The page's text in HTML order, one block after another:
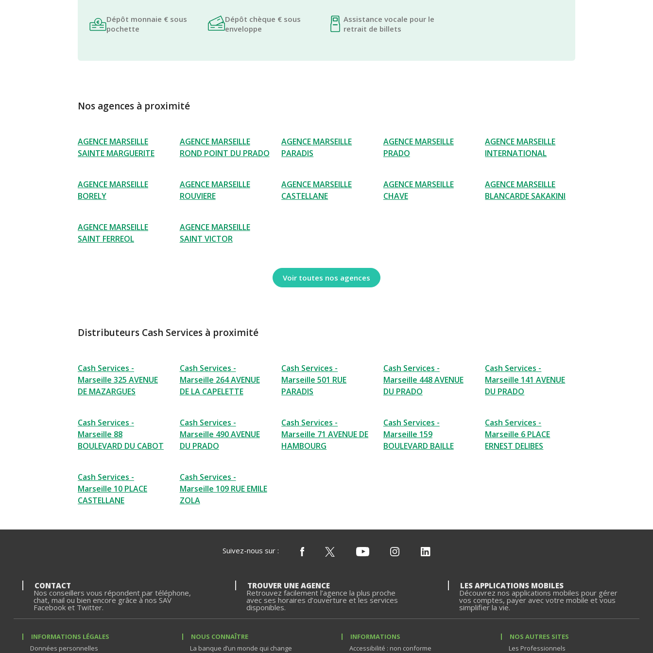
Dépôt monnaie € sous
pochette
Dépôt chèque € sous
enveloppe
Assistance vocale pour le
retrait de billets
Nos agences à proximité
AGENCE MARSEILLE
SAINTE MARGUERITE
AGENCE MARSEILLE
ROND POINT DU PRADO
AGENCE MARSEILLE
PARADIS
AGENCE MARSEILLE
PRADO
AGENCE MARSEILLE
INTERNATIONAL
AGENCE MARSEILLE
BORELY
AGENCE MARSEILLE
ROUVIERE
AGENCE MARSEILLE
CASTELLANE
AGENCE MARSEILLE
CHAVE
AGENCE MARSEILLE
BLANCARDE SAKAKINI
AGENCE MARSEILLE
SAINT FERREOL
AGENCE MARSEILLE
SAINT VICTOR
Voir toutes nos agences
Distributeurs Cash Services à proximité
Cash Services -
Marseille 325 AVENUE
DE MAZARGUES
Cash Services -
Marseille 264 AVENUE
DE LA CAPELETTE
Cash Services -
Marseille 501 RUE
PARADIS
Cash Services -
Marseille 448 AVENUE
DU PRADO
Cash Services -
Marseille 141 AVENUE
DU PRADO
Cash Services -
Marseille 88
BOULEVARD DU CABOT
Cash Services -
Marseille 490 AVENUE
DU PRADO
Cash Services -
Marseille 71 AVENUE DE
HAMBOURG
Cash Services -
Marseille 159
BOULEVARD BAILLE
Cash Services -
Marseille 6 PLACE
ERNEST DELIBES
Cash Services -
Marseille 10 PLACE
CASTELLANE
Cash Services -
Marseille 109 RUE EMILE
ZOLA
Suivez-nous sur :
CONTACT
Nos conseillers vous répondent par téléphone,
chat, mail ou bien encore grâce à nos SAV
Facebook et Twitter.
TROUVER UNE AGENCE
Retrouvez facilement l’agence la plus proche
avec ses horaires d’ouverture et les services
disponibles.
LES APPLICATIONS MOBILES
Découvrez nos applications mobiles pour gérer
vos comptes, payer avec votre mobile et vous
simplifier la vie.
INFORMATIONS LÉGALES
Données personnelles
NOUS CONNAÎTRE
La banque d’un monde qui change
INFORMATIONS
Accessibilité : non conforme
NOS AUTRES SITES
Les Professionnels